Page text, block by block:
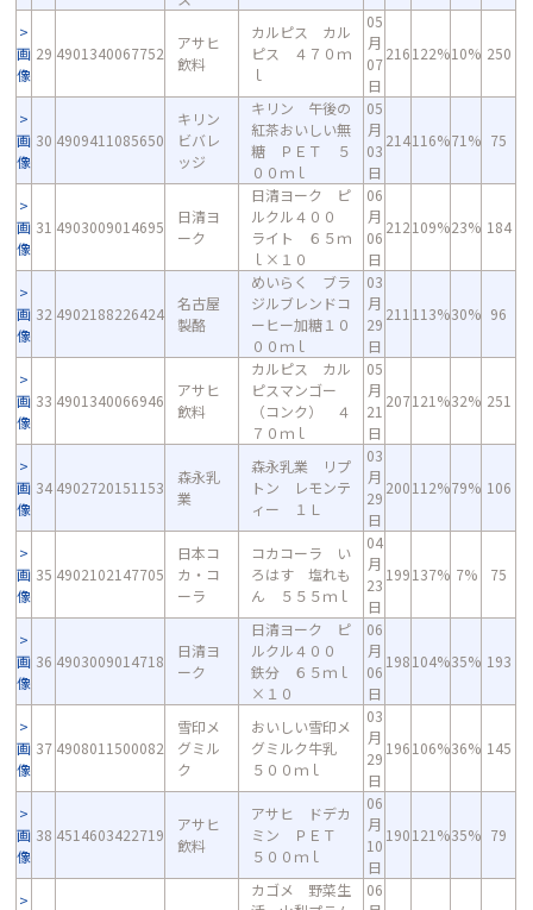
画
像
29 4901340067752
アサヒ
飲料
カルピス カル
ピス ４７０ｍ
ｌ
05
月
07
日
216122%10% 250
画
像
30 4909411085650
キリン
ビバレ
ッジ
キリン 午後の
紅茶おいしい無
糖 ＰＥＴ ５
００ｍｌ
05
月
03
日
214116%71% 75
画
像
31 4903009014695
日清ヨ
ーク
日清ヨーク ピ
ルクル４００
ライト ６５ｍ
ｌ×１０
06
月
06
日
212109%23% 184
画
像
32 4902188226424
名古屋
製酪
めいらく ブラ
ジルブレンドコ
ーヒー加糖１０
００ｍｌ
03
月
29
日
211 113%30% 96
画
像
33 4901340066946
アサヒ
飲料
カルピス カル
ピスマンゴー
（コンク） ４
７０ｍｌ
05
月
21
日
207121%32% 251
画
像
34 4902720151153
森永乳
業
森永乳業 リプ
トン レモンテ
ィー １Ｌ
03
月
29
日
200112%79% 106
画
像
35 4902102147705
日本コ
カ・コ
ーラ
コカコーラ い
ろはす 塩れも
ん ５５５ｍｌ
04
月
23
日
199137% 7% 75
画
像
36 4903009014718
日清ヨ
ーク
日清ヨーク ピ
ルクル４００
鉄分 ６５ｍｌ
×１０
06
月
06
日
198104%35% 193
画
像
37 4908011500082
雪印メ
グミル
ク
おいしい雪印メ
グミルク牛乳
５００ｍｌ
03
月
29
日
196106%36% 145
画
像
38 4514603422719
アサヒ
飲料
アサヒ ドデカ
ミン ＰＥＴ
５００ｍｌ
06
月
10
日
190121%35% 79
カゴメ 野菜生
06